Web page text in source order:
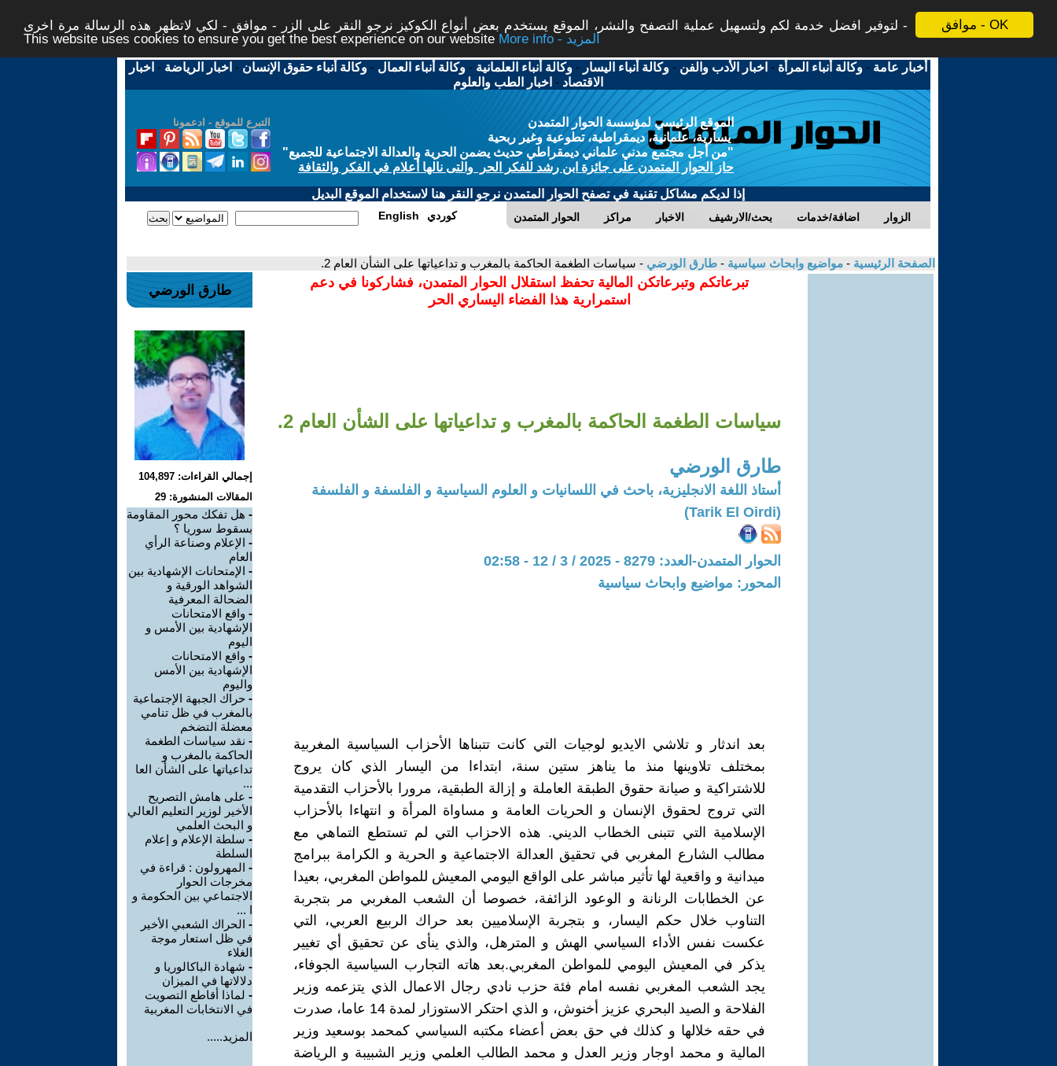
موافق - OK
لتوفير افضل خدمة لكم ولتسهيل عملية التصفح والنشر، الموقع يستخدم بعض أنواع الكوكيز نرجو النقر على الزر - موافق - لكي لاتظهر هذه الرسالة مرة اخرى -
This website uses cookies to ensure you get the best experience on our website
More info - المزيد
أخبار عامة -وكالة أنباء المرأة - اخبار الأدب والفن -وكالة أنباء اليسار -وكالة أنباء العلمانية -وكالة أنباء العمال -وكالة أنباء حقوق الإنسان - اخبار الرياضة - اخبار
الاقتصاد - اخبار الطب والعلوم
التبرع للموقع - ادعمونا
الموقع الرئيسي لمؤسسة الحوار المتمدن
يسارية، علمانية، ديمقراطية، تطوعية وغير ربحية
"من أجل مجتمع مدني علماني ديمقراطي حديث يضمن الحرية والعدالة الاجتماعية للجميع"
حاز الحوار المتمدن على جائزة ابن رشد للفكر الحر والتى نالها أعلام في الفكر والثقافة
إذا لديكم مشاكل تقنية في تصفح الحوار المتمدن نرجو النقر هنا لاستخدام الموقع البديل
الحوار المتمدن مراكز الاخبار بحث/الارشيف اضافة/خدمات الزوار English كوردي
الصفحة الرئيسية - مواضيع وابحاث سياسية - طارق الورضي - سياسات الطغمة الحاكمة بالمغرب و تداعياتها على الشأن العام 2.
تبرعاتكم وتبرعاتكن المالية تحفظ استقلال الحوار المتمدن، فشاركونا في دعم
استمرارية هذا الفضاء اليساري الحر
سياسات الطغمة الحاكمة بالمغرب و تداعياتها على الشأن العام 2.
طارق الورضي
أستاذ اللغة الانجليزية، باحث في اللسانيات و العلوم السياسية و الفلسفة و الفلسفة
(Tarik El Oirdi)
الحوار المتمدن-العدد: 8279 - 2025 / 3 / 12 - 02:58
المحور: مواضيع وابحاث سياسية
بعد اندثار و تلاشي الايديو لوجيات التي كانت تتبناها الأحزاب السياسية المغربية
بمختلف تلاوينها منذ ما يناهز ستين سنة، ابتداءا من اليسار الذي كان يروج
للاشتراكية و صيانة حقوق الطبقة العاملة و إزالة الطبقية، مرورا بالأحزاب التقدمية
التي تروج لحقوق الإنسان و الحريات العامة و مساواة المرأة و انتهاءا بالأحزاب
الإسلامية التي تتبنى الخطاب الديني. هذه الاحزاب التي لم تستطع التماهي مع
مطالب الشارع المغربي في تحقيق العدالة الاجتماعية و الحرية و الكرامة ببرامج
ميدانية و واقعية لها تأثير مباشر على الواقع اليومي المعيش للمواطن المغربي، بعيدا
عن الخطابات الرنانة و الوعود الزائفة، خصوصا أن الشعب المغربي مر بتجربة
التناوب خلال حكم اليسار، و بتجربة الإسلاميين بعد حراك الربيع العربي، التي
عكست نفس الأداء السياسي الهش و المترهل، والذي ينأى عن تحقيق أي تغيير
يذكر في المعيش اليومي للمواطن المغربي.بعد هاته التجارب السياسية الجوفاء،
يجد الشعب المغربي نفسه امام فئة حزب نادي رجال الاعمال الذي يتزعمه وزير
الفلاحة و الصيد البحري عزيز أخنوش، و الذي احتكر الاستوزار لمدة 14 عاما، صدرت
في حقه خلالها و كذلك في حق بعض أعضاء مكتبه السياسي كمحمد بوسعيد وزير
المالية و محمد اوجار وزير العدل و محمد الطالب العلمي وزير الشبيبة و الرياضة
طارق الورضي
إجمالي القراءات: 104,897
المقالات المنشورة: 29
- هل تفكك محور المقاومة
بسقوط سوريا ؟
- الإعلام وصناعة الرأي
العام
- الإمتحانات الإشهادية بين
الشواهد الورقية و
الضحالة المعرفية
- واقع الامتحانات
الإشهادية بين الأمس و
اليوم
- واقع الامتحانات
الإشهادية بين الأمس
واليوم
- حراك الجبهة الإجتماعية
بالمغرب في ظل تنامي
معضلة التضخم
- نقد سياسات الطغمة
الحاكمة بالمغرب و
تداعياتها على الشأن العا
...
- على هامش التصريح
الأخير لوزير التعليم العالي
و البحث العلمي
- سلطة الإعلام و إعلام
السلطة
- المهرولون : قراءة في
مخرجات الحوار
الاجتماعي بين الحكومة و
ا ...
- الحراك الشعبي الأخير
في ظل استعار موجة
الغلاء
- شهادة الباكالوريا و
دلالاتها في الميزان
- لماذا أقاطع التصويت
في الانتخابات المغربية
المزيد.....